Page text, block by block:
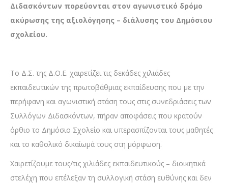
Διδασκόντων πορεύονται στον αγωνιστικό δρόμο
ακύρωσης της αξιολόγησης – διάλυσης του Δημόσιου
σχολείου.
Το Δ.Σ. της Δ.Ο.Ε. χαιρετίζει τις δεκάδες χιλιάδες
εκπαιδευτικών της πρωτοβάθμιας εκπαίδευσης που με την
περήφανη και αγωνιστική στάση τους στις συνεδριάσεις των
Συλλόγων Διδασκόντων, πήραν αποφάσεις που κρατούν
όρθιο το Δημόσιο Σχολείο και υπερασπίζονται τους μαθητές
και το καθολικό δικαίωμά τους στη μόρφωση.
Χαιρετίζουμε τους/τις χιλιάδες εκπαιδευτικούς – διοικητικά
στελέχη που επέλεξαν τη συλλογική στάση ευθύνης και δεν